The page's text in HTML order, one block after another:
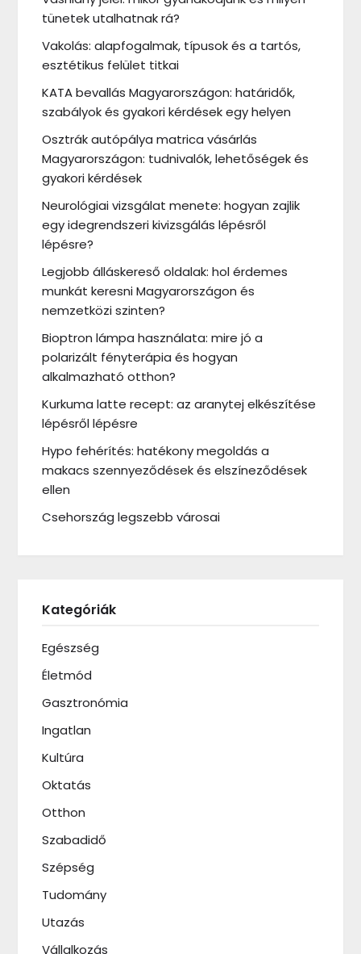
tünetek utalhatnak rá?
Vakolás: alapfogalmak, típusok és a tartós,
esztétikus felület titkai
KATA bevallás Magyarországon: határidők,
szabályok és gyakori kérdések egy helyen
Osztrák autópálya matrica vásárlás
Magyarországon: tudnivalók, lehetőségek és
gyakori kérdések
Neurológiai vizsgálat menete: hogyan zajlik
egy idegrendszeri kivizsgálás lépésről
lépésre?
Legjobb álláskereső oldalak: hol érdemes
munkát keresni Magyarországon és
nemzetközi szinten?
Bioptron lámpa használata: mire jó a
polarizált fényterápia és hogyan
alkalmazható otthon?
Kurkuma latte recept: az aranytej elkészítése
lépésről lépésre
Hypo fehérítés: hatékony megoldás a
makacs szennyeződések és elszíneződések
ellen
Csehország legszebb városai
Kategóriák
Egészség
Életmód
Gasztronómia
Ingatlan
Kultúra
Oktatás
Otthon
Szabadidő
Szépség
Tudomány
Utazás
Vállalkozás